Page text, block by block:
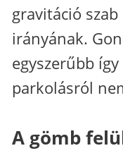
gravitáció
irányának.
egyszerűbb
parkolásról
A gömb